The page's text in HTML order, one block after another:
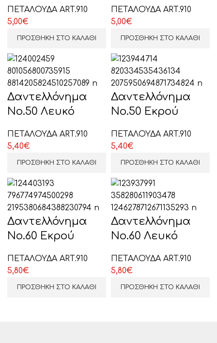
ΠΕΤΑΛΟΥΔΑ ART.910
5,00€
ΠΡΟΣΘΉΚΗ ΣΤΟ ΚΑΛΆΘΙ
ΠΕΤΑΛΟΥΔΑ ART.910
5,00€
ΠΡΟΣΘΉΚΗ ΣΤΟ ΚΑΛΆΘΙ
Δαντελλόνημα
Νο.50 Λευκό
ΠΕΤΑΛΟΥΔΑ ART.910
5,40€
ΠΡΟΣΘΉΚΗ ΣΤΟ ΚΑΛΆΘΙ
Δαντελλόνημα
Νο.50 Εκρού
ΠΕΤΑΛΟΥΔΑ ART.910
5,40€
ΠΡΟΣΘΉΚΗ ΣΤΟ ΚΑΛΆΘΙ
Δαντελλόνημα
Νο.60 Εκρού
ΠΕΤΑΛΟΥΔΑ ART.910
5,80€
ΠΡΟΣΘΉΚΗ ΣΤΟ ΚΑΛΆΘΙ
Δαντελλόνημα
Νο.60 Λευκό
ΠΕΤΑΛΟΥΔΑ ART.910
5,80€
ΠΡΟΣΘΉΚΗ ΣΤΟ ΚΑΛΆΘΙ